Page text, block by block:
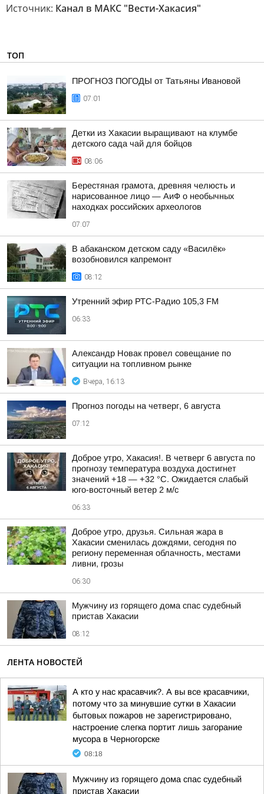
Источник: Канал в МАКС "Вести-Хакасия"
ТОП
ПРОГНОЗ ПОГОДЫ от Татьяны Ивановой
07:01
Детки из Хакасии выращивают на клумбе
детского сада чай для бойцов
08:06
Берестяная грамота, древняя челюсть и
нарисованное лицо — АиФ о необычных
находках российских археологов
07:07
В абаканском детском саду «Василёк»
возобновился капремонт
08:12
Утренний эфир РТС-Радио 105,3 FM
06:33
Александр Новак провел совещание по
ситуации на топливном рынке
Вчера, 16:13
Прогноз погоды на четверг, 6 августа
07:12
Доброе утро, Хакасия!. В четверг 6 августа по
прогнозу температура воздуха достигнет
значений +18 — +32 °С. Ожидается слабый
юго-восточный ветер 2 м/с
06:33
Доброе утро, друзья. Сильная жара в
Хакасии сменилась дождями, сегодня по
региону переменная облачность, местами
ливни, грозы
06:30
Мужчину из горящего дома спас судебный
пристав Хакасии
08:12
ЛЕНТА НОВОСТЕЙ
А кто у нас красавчик?. А вы все красавчики,
потому что за минувшие сутки в Хакасии
бытовых пожаров не зарегистрировано,
настроение слегка портит лишь загорание
мусора в Черногорске
08:18
Мужчину из горящего дома спас судебный
пристав Хакасии